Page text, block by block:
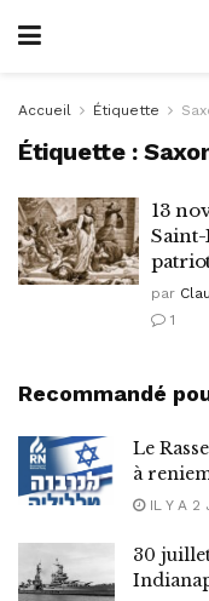
Accueil Étiquette
Étiquette :
13
par
1
Recommandé
Le
à
IL Y A 2
30 juillet